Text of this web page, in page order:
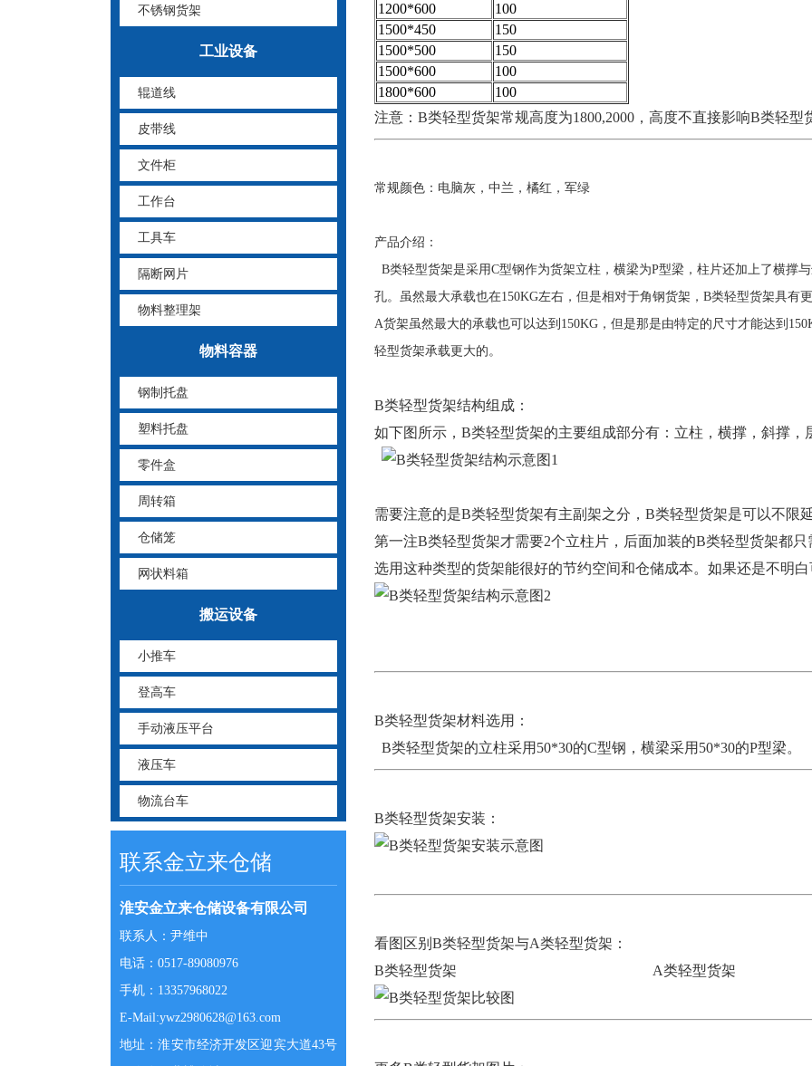
不锈钢货架
工业设备
辊道线
皮带线
文件柜
工作台
工具车
隔断网片
物料整理架
物料容器
钢制托盘
塑料托盘
零件盒
周转箱
仓储笼
网状料箱
搬运设备
小推车
登高车
手动液压平台
液压车
物流台车
联系金立来仓储
淮安金立来仓储设备有限公司
联系人：尹维中
电话：0517-89080976
手机：13357968022
E-Mail:ywz2980628@163.com
地址：淮安市经济开发区迎宾大道43号
1200*600
100
1500*450
150
1500*500
150
1500*600
100
1800*600
100
注意： B类轻型货架常规高度为1800,2000，高度不直接影响B类轻型
常规颜色：电脑灰，中兰，橘红，军绿
产品介绍：
B类轻型货架是采用C型钢作为货架立柱，横梁为P型梁，柱片还加上了横撑
孔。虽然最大承载也在150KG左右，但是相对于角钢货架， B类轻型货架具有
A货架虽然最大的承载也可以达到150KG，但是那是由特定的尺寸才能达到
轻型货架承载更大的。
B类轻型货架结构组成：
如下图所示， B类轻型货架的主要组成部分有：立柱，横撑，斜撑，
需要注意的是B类轻型货架有主副架之分， B类轻型货架是可以不限
第一注B类轻型货架才需要2个立柱片，后面加装的B类轻型货架都只
选用这种类型的货架能很好的节约空间和仓储成本。如果还是不明
B类轻型货架材料选用：
B类轻型货架的立柱采用50*30的C型钢，横梁采用50*30的P型梁。
B类轻型货架安装：
看图区别B类轻型货架与A类轻型货架：
B类轻型货架 A类轻型货架